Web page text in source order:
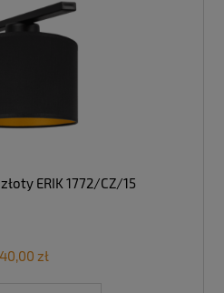
ERIK 1772/CZ/15
zł